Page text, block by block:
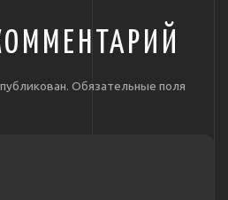
Обязательные поля